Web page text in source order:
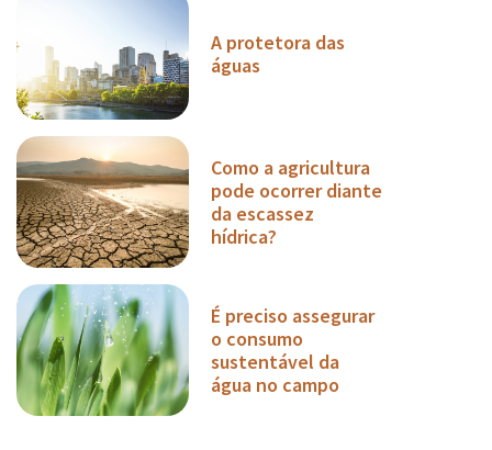
A protetora das
águas
Como a agricultura
pode ocorrer diante
da escassez
hídrica?
É preciso assegurar
o consumo
sustentável da
água no campo